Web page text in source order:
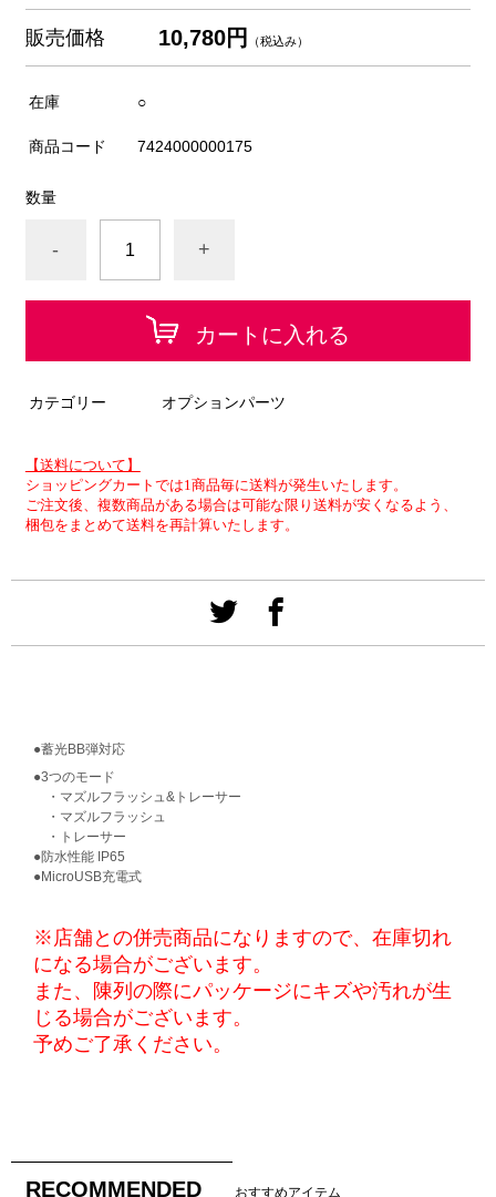
販売価格 10,780円 （税込み）
在庫 ○
商品コード 7424000000175
数量
- +
カートに入れる
カテゴリー オプションパーツ
【送料について】
ショッピングカートでは1商品毎に送料が発生いたします。
ご注文後、複数商品がある場合は可能な限り送料が安くなるよう、
梱包をまとめて送料を再計算いたします。
●蓄光BB弾対応
●3つのモード
・マズルフラッシュ&トレーサー
・マズルフラッシュ
・トレーサー
●防水性能 IP65
●MicroUSB充電式
※店舗との併売商品になりますので、在庫切れ
になる場合がございます。
また、陳列の際にパッケージにキズや汚れが生
じる場合がございます。
予めご了承ください。
RECOMMENDED おすすめアイテム